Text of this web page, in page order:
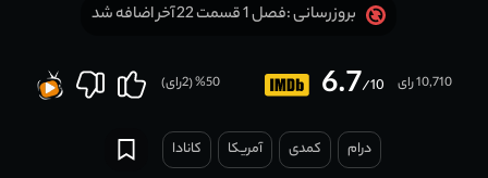
بروزرسانی :فصل 1 قسمت 22 آخر اضافه شد
6.7/10 10,710 رای 50
% (
2رای)
درام کمدی آمریکا کانادا